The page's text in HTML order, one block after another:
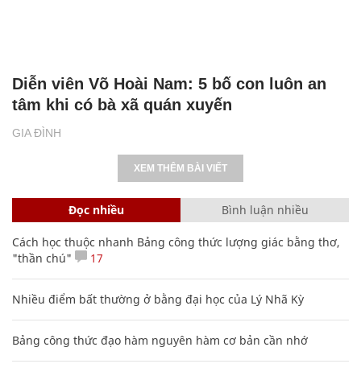
GIA ĐÌNH
Diễn viên Võ Hoài Nam: 5 bố con luôn an
tâm khi có bà xã quán xuyến
XEM THÊM BÀI VIẾT
Đọc nhiều Bình luận nhiều
Cách học thuộc nhanh Bảng công thức lượng giác bằng thơ,
"thần chú"
17
Nhiều điểm bất thường ở bằng đại học của Lý Nhã Kỳ
Bảng công thức đạo hàm nguyên hàm cơ bản cần nhớ